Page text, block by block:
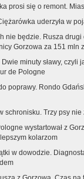
prosi się o remont.
uderzyła w
nie będzie. Rusza
Gorzowa za 151 mln
minuty sławy, czyli
de Pologne
poprawy. Rondo
schronisku. Trzy psy nie
wystartował z
kolarzom
w dowodzie.